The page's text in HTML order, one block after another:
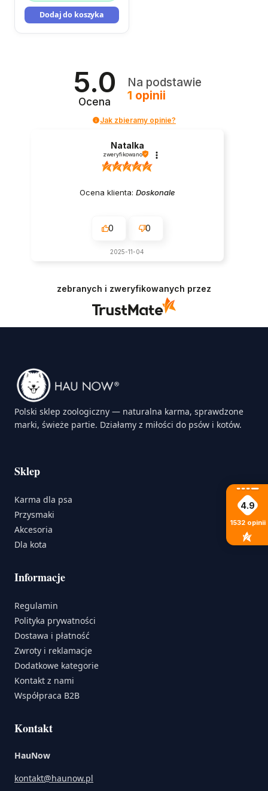
Dodaj do koszyka
5.0
Ocena
Na podstawie
1 opinii
Jak zbieramy opinie?
Natalka
zweryfikowano
Ocena klienta: Doskonale
0 0
2025-11-04
zebranych i zweryfikowanych przez
Polski sklep zoologiczny — naturalna karma, sprawdzone
marki, świeże partie. Działamy z miłości do psów i kotów.
Sklep
Karma dla psa
Przysmaki
Akcesoria
Dla kota
Informacje
Regulamin
Polityka prywatności
Dostawa i płatność
Zwroty i reklamacje
Dodatkowe kategorie
Kontakt z nami
Współpraca B2B
Kontakt
HauNow
kontakt@haunow.pl
4.9
1532 opinii